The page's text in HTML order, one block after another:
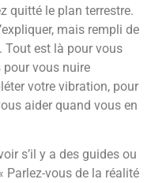
quitté le plan terrestre.
mais rempli de
Tout est là pour vous
pour vous nuire
votre vibration, pour
aider quand vous en
s’il y a des guides ou
Parlez-vous de la réalité